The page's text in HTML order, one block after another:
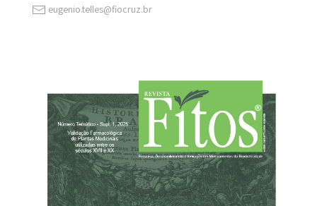
eugenio.telles@fiocruz.br